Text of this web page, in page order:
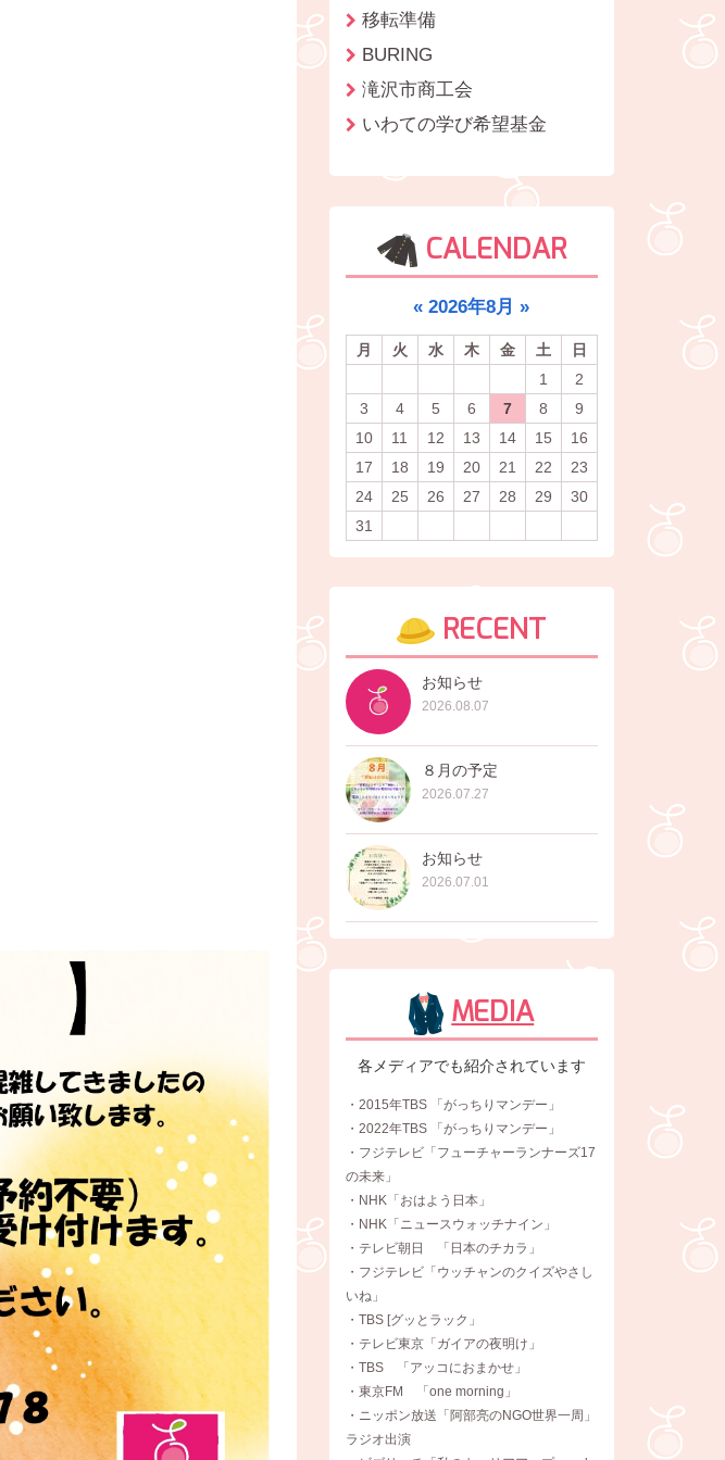
移転準備
BURING
滝沢市商工会
いわての学び希望基金
CALENDAR
« 2026年8月 »
月 火 水 木 金 土
日
1
2
3
4 5 6 7 8
9
10
11 12 13 14 15
16
17
18 19 20 21 22
23
24
25 26 27 28 29
30
31
RECENT
お知らせ
2026.08.07
８月の予定
2026.07.27
お知らせ
2026.07.01
MEDIA
各メディアでも紹介されています
・2015年TBS 「がっちりマンデー」
・2022年TBS 「がっちりマンデー」
・フジテレビ「フューチャーランナーズ17
の未来」
・NHK「おはよう日本」
・NHK「ニュースウォッチナイン」
・テレビ朝日 「日本のチカラ」
・フジテレビ「ウッチャンのクイズやさし
いね」
・TBS [グッとラック」
・テレビ東京「ガイアの夜明け」
・TBS 「アッコにおまかせ」
・東京FM 「one morning」
・ニッポン放送「阿部亮のNGO世界一周」
ラジオ出演